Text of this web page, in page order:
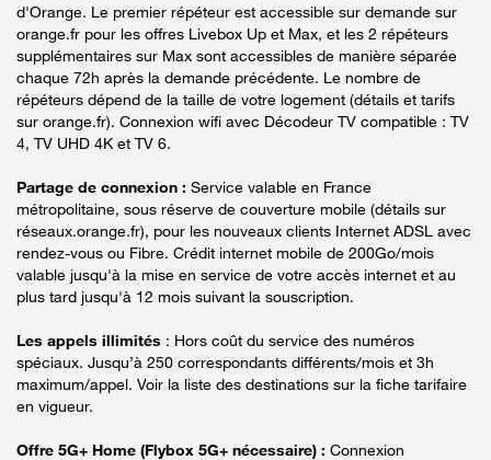
d'Orange. Le premier répéteur est accessible sur demande sur
orange.fr pour les offres Livebox Up et Max, et les 2 répéteurs
supplémentaires sur Max sont accessibles de manière séparée
chaque 72h après la demande précédente. Le nombre de
répéteurs dépend de la taille de votre logement (détails et tarifs
sur orange.fr). Connexion wifi avec Décodeur TV compatible : TV
4, TV UHD 4K et TV 6.
Partage de connexion : Service valable en France
métropolitaine, sous réserve de couverture mobile (détails sur
réseaux.orange.fr), pour les nouveaux clients Internet ADSL avec
rendez-vous ou Fibre. Crédit internet mobile de 200Go/mois
valable jusqu'à la mise en service de votre accès internet et au
plus tard jusqu'à 12 mois suivant la souscription.
Les appels illimités : Hors coût du service des numéros
spéciaux. Jusqu’à 250 correspondants différents/mois et 3h
maximum/appel. Voir la liste des destinations sur la fiche tarifaire
en vigueur.
Offre 5G+ Home (Flybox 5G+ nécessaire) : Connexion